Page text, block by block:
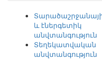
և էներգետիկ
անվտանգություն
Տեղեկատվական
անվտանգություն